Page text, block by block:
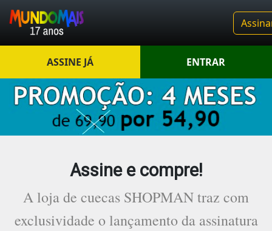
ASSINE JÁ ENTRAR
Assine e compre!
A loja de cuecas SHOPMAN traz com
exclusividade o lançamento da assinatura